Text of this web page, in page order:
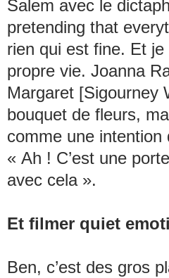
Salem avec le
pretending that
rien qui est fine. Et je
propre vie. Joanna
Margaret [Sigourney
bouquet de fleurs,
comme une intention
« Ah ! C’est une
avec cela ».
Et filmer quiet
Ben, c’est des gros